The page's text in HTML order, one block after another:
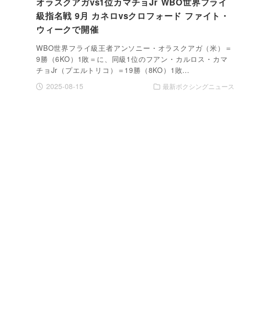
級指名戦 9月 カネロvsクロフォード ファイト・
ウィークで開催
WBO世界フライ級王者アンソニー・オラスクアガ（米）＝
9勝（6KO）1敗＝に、同級1位のフアン・カルロス・カマ
チョJr（プエルトリコ）＝19勝（8KO）1敗…
2025-08-15
最新ボクシングニュース